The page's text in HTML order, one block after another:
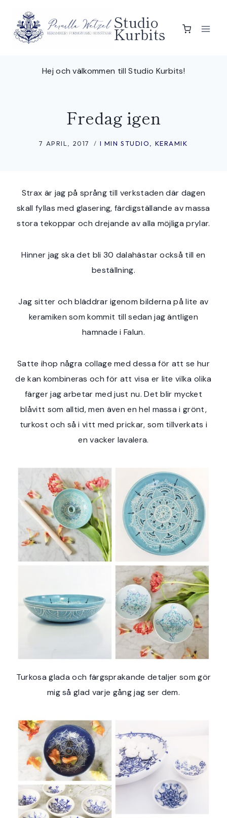
content
Studio
Kurbits
Hej och välkommen till Studio Kurbits!
Fredag igen
7 APRIL, 2017 I MIN STUDIO KERAMIK
Strax är jag på språng till verkstaden där dagen
skall fyllas med glasering, färdigställande av massa
stora tekoppar och drejande av alla möjliga prylar.
Hinner jag ska det bli 30 dalahästar också till en
beställning.
Jag sitter och bläddrar igenom bilderna på lite av
keramiken som kommit till sedan jag äntligen
hamnade i Falun.
Satte ihop några collage med dessa för att se hur
de kan kombineras och för att visa er lite vilka olika
färger jag arbetar med just nu. Det blir mycket
blåvitt som alltid, men även en hel massa i grönt,
turkost och så i vitt med prickar, som tillverkats i
en vacker lavalera.
Turkosa glada och färgsprakande detaljer som gör
mig så glad varje gång jag ser dem.